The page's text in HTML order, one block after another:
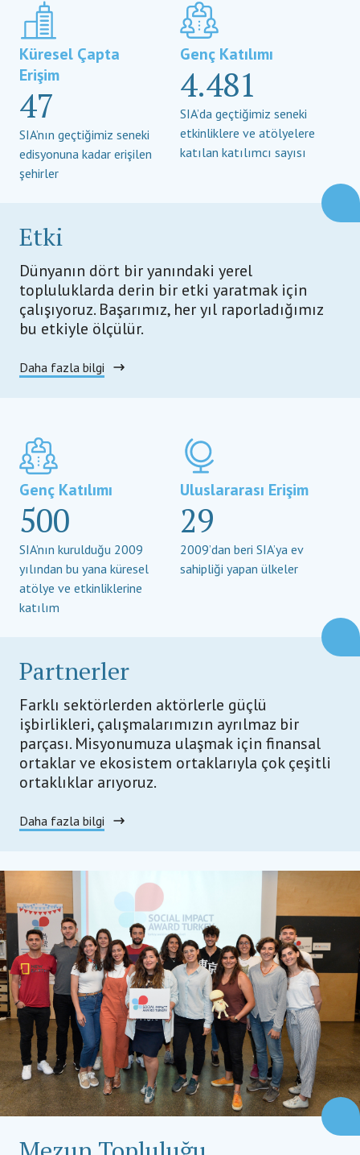
Küresel Çapta
Erişim
47
SIA’nın geçtiğimiz seneki
edisyonuna kadar erişilen
şehirler
Genç Katılımı
4.481
SIA’da geçtiğimiz seneki
etkinliklere ve atölyelere
katılan katılımcı sayısı
Etki
Dünyanın dört bir yanındaki yerel
topluluklarda derin bir etki yaratmak için
çalışıyoruz. Başarımız, her yıl raporladığımız
bu etkiyle ölçülür.
Daha fazla bilgi
Genç Katılımı
500
SIA’nın kurulduğu 2009
yılından bu yana küresel
atölye ve etkinliklerine
katılım
Uluslararası Erişim
29
2009’dan beri SIA’ya ev
sahipliği yapan ülkeler
Partnerler
Farklı sektörlerden aktörlerle güçlü
işbirlikleri, çalışmalarımızın ayrılmaz bir
parçası. Misyonumuza ulaşmak için finansal
ortaklar ve ekosistem ortaklarıyla çok çeşitli
ortaklıklar arıyoruz.
Daha fazla bilgi